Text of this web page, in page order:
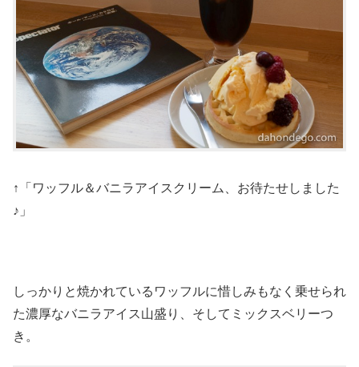
↑「ワッフル＆バニラアイスクリーム、お待たせしました
♪」
しっかりと焼かれているワッフルに惜しみもなく乗せられ
た濃厚なバニラアイス山盛り、そしてミックスベリーつ
き。